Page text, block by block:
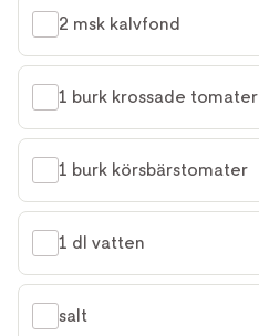
2 msk kalvfond
1 burk krossade tomater
1 burk körsbärstomater
1 dl vatten
salt